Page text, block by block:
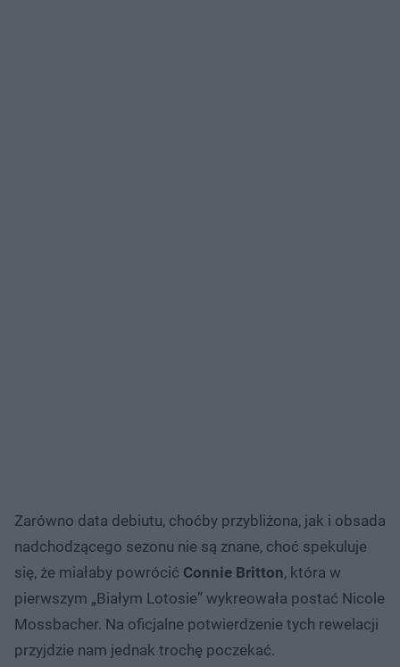
Zarówno data debiutu, choćby przybliżona, jak i obsada
nadchodzącego sezonu nie są znane, choć spekuluje
się, że miałaby powrócić Connie Britton, która w
pierwszym „Białym Lotosie” wykreowała postać Nicole
Mossbacher. Na oficjalne potwierdzenie tych rewelacji
przyjdzie nam jednak trochę poczekać.